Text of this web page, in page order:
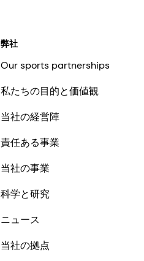
弊社
Our sports partnerships
私たちの目的と価値観
当社の経営陣
責任ある事業
当社の事業
科学と研究
ニュース
当社の拠点